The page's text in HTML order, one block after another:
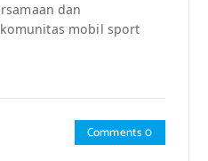
dan
mobil sport
Comments 0